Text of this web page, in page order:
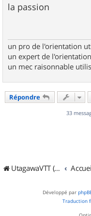
s
s
la passion
un pro de l'orientation
un expert de
un mec raisonnable
Répondre
33
UtagawaVTT (Randos VTT et VTTAE avec traces GPS)
Développé par
Traduction